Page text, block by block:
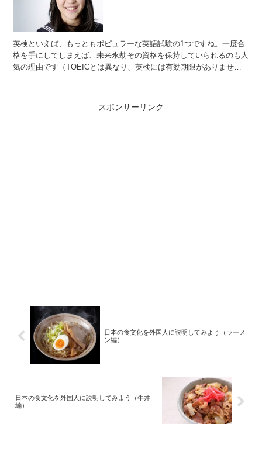
英検といえば、もっともポピュラーな英語試験の1つですね。一度合
格を手にしてしまえば、未来永劫その資格を保持していられるのも人
気の理由です（TOEICとは異なり、英検には有効期限がありませ
スポンサーリンク
日本の食文化を外国人に説明してみよう（ラーメ
ン編）
日本の食文化を外国人に説明してみよう（牛丼
編）